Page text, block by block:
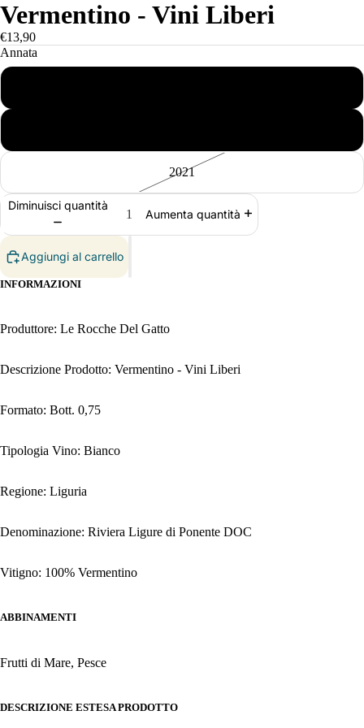
Vermentino - Vini Liberi
€13,90
Annata
2021
Diminuisci quantità
Aumenta quantità
Aggiungi al carrello
INFORMAZIONI
Produttore: Le Rocche Del Gatto
Descrizione Prodotto: Vermentino - Vini Liberi
Formato: Bott. 0,75
Tipologia Vino: Bianco
Regione: Liguria
Denominazione: Riviera Ligure di Ponente DOC
Vitigno: 100% Vermentino
ABBINAMENTI
Frutti di Mare, Pesce
DESCRIZIONE ESTESA PRODOTTO